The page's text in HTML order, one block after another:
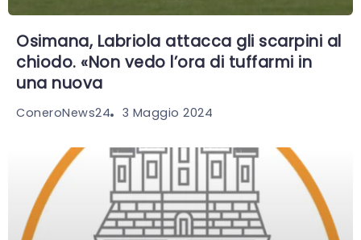
Osimana, Labriola attacca gli scarpini al
chiodo. «Non vedo l’ora di tuffarmi in
una nuova
ConeroNews24 3 Maggio 2024